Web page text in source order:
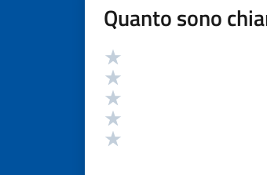
Quanto sono
Valutazione